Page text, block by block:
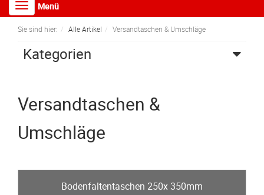
Toggle
navigation
Menü
Sie sind hier: Alle Artikel Versandtaschen & Umschläge
Kategorien
Versandtaschen &
Umschläge
Bodenfaltentaschen 250x 350mm